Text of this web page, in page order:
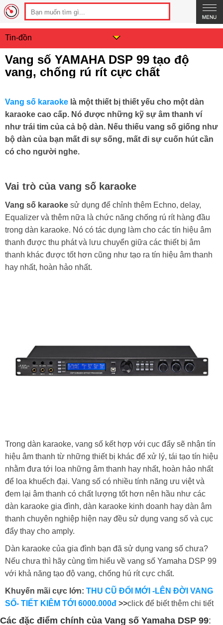
Tin-đồn
Vang số YAMAHA DSP 99 tạo độ
vang, chống rú rít cực chất
Vang số karaoke là một thiết bị thiết yếu cho một dàn
karaoke cao cấp. Nó được những kỹ sự âm thanh ví
như trái tim của cả bộ dàn. Nếu thiếu vang số giống như
bộ dàn của bạn mất đi sự sống, mất đi sự cuốn hút cần
có cho người nghe.
Vai trò của vang số karaoke
Vang số karaoke sử dụng để chỉnh thêm Echno, delay,
Equalizer và thêm nữa là chức năng chống rú rít hàng đầu
trong dàn karaoke. Nó có tác dụng làm cho các tín hiệu âm
thanh được thu phát và lưu chuyển giữa các thiết bị âm
thanh khác được tốt hơn cũng như tạo ra tín hiệu âm thanh
hay nhất, hoàn hảo nhất.
Trong dàn karaoke, vang số kết hợp với cục đẩy sẽ nhận tín
hiệu âm thanh từ những thiết bị khác để xử lý, tái tạo tín hiệu
nhằm đưa tới loa những âm thanh hay nhất, hoàn hảo nhất
để loa khuếch đại. Vang số có nhiều tính năng ưu việt và
đem lại âm thanh có chất lượng tốt hơn nên hầu như các
dàn karaoke gia đình, dàn karaoke kinh doanh hay dàn âm
thanh chuyên nghiệp hiện nay đều sử dụng vang số và cục
đẩy thay cho amply.
Dàn karaoke của gia đình bạn đã sử dụng vang số chưa?
Nếu chưa thì hãy cùng tìm hiểu về vang số Yamaha DSP 99
với khả năng tạo độ vang, chống hú rít cực chất.
Khuyến mãi cực lớn: THU CŨ ĐỔI MỚI -LÊN ĐỜI VANG
SỐ- TIẾT KIÊM TỚI 6000.000đ >>click để biết thêm chi tiết
Các đặc điểm chính của Vang số Yamaha DSP 99: